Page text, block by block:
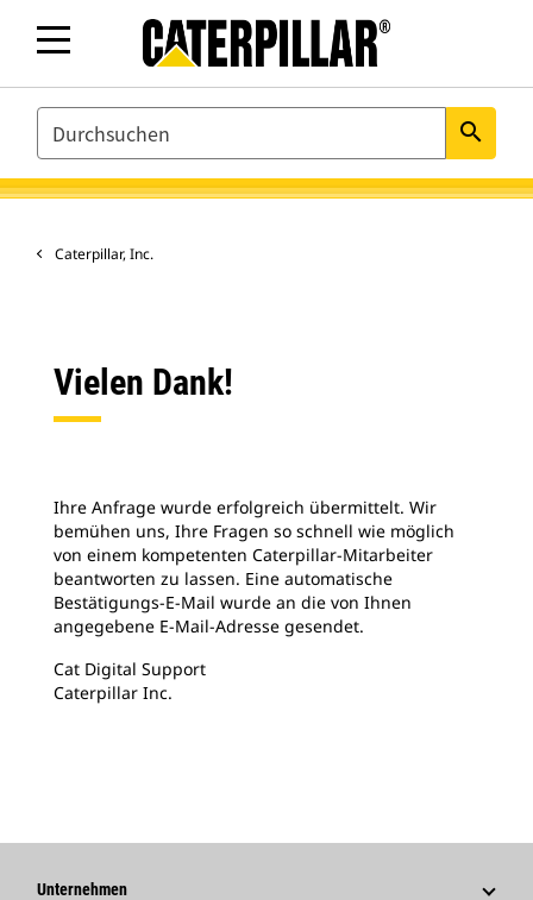
SEARCH search
Caterpillar, Inc.
Vielen Dank!
Ihre Anfrage wurde erfolgreich übermittelt. Wir
bemühen uns, Ihre Fragen so schnell wie möglich
von einem kompetenten Caterpillar-Mitarbeiter
beantworten zu lassen. Eine automatische
Bestätigungs-E-Mail wurde an die von Ihnen
angegebene E-Mail-Adresse gesendet.
Cat Digital Support
Caterpillar Inc.
Unternehmen